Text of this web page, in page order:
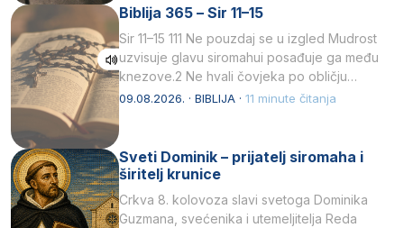
Biblija 365 – Sir 11–15
Sir 11–15 111 Ne pouzdaj se u izgled Mudrost
uzvisuje glavu siromahui posađuje ga među
knezove.2 Ne hvali čovjeka po obličju
njegovui…
09.08.2026. · BIBLIJA · 11 minute čitanja
Sveti Dominik – prijatelj siromaha i
širitelj krunice
Crkva 8. kolovoza slavi svetoga Dominika
Guzmana, svećenika i utemeljitelja Reda